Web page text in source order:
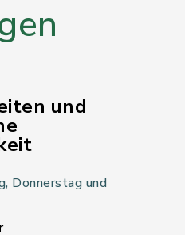
und
Donnerstag und